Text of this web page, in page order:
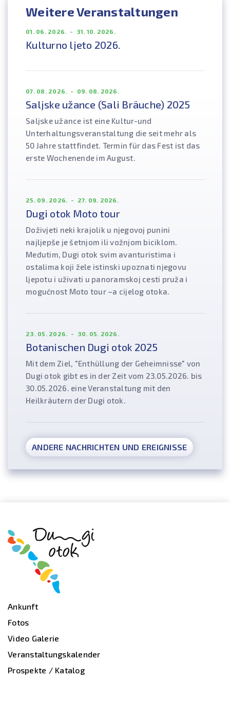
Weitere Veranstaltungen
01. 06. 2026. - 31. 10. 2026.
Kulturno ljeto 2026.
07. 08. 2026. - 09. 08. 2026.
Saljske užance (Sali Bräuche) 2025
Saljske užance ist eine Kultur-und
Unterhaltungsveranstaltung die seit mehr als
50 Jahre stattfindet. Termin für das Fest ist das
erste Wochenende im August.
25. 09. 2026. - 27. 09. 2026.
Dugi otok Moto tour
Doživjeti neki krajolik u njegovoj punini
najljepše je šetnjom ili vožnjom biciklom.
Međutim, Dugi otok svim avanturistima i
ostalima koji žele istinski upoznati njegovu
ljepotu i uživati u panoramskoj cesti pruža i
mogućnost Moto tour –a cijelog otoka.
23. 05. 2026. - 30. 05. 2026.
Botanischen Dugi otok 2025
Mit dem Ziel, "Enthüllung der Geheimnisse" von
Dugi otok gibt es in der Zeit vom 23.05.2026. bis
30.05.2026. eine Veranstaltung mit den
Heilkräutern der Dugi otok.
ANDERE NACHRICHTEN UND EREIGNISSE
Ankunft
Fotos
Video Galerie
Veranstaltungskalender
Prospekte / Katalog